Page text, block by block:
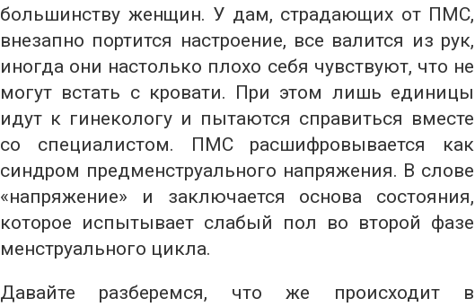
большинству женщин. У дам, страдающих от ПМС,
внезапно портится настроение, все валится из рук,
иногда они настолько плохо себя чувствуют, что не
могут встать с кровати. При этом лишь единицы
идут к гинекологу и пытаются справиться вместе
со специалистом. ПМС расшифровывается как
синдром предменструального напряжения. В слове
«напряжение» и заключается основа состояния,
которое испытывает слабый пол во второй фазе
менструального цикла.
Давайте разберемся, что же происходит в